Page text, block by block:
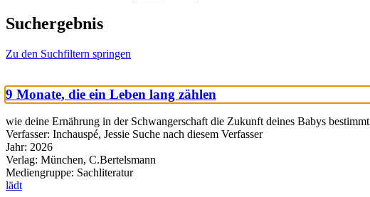
Suchergebnis
Zu den Suchfiltern springen
9 Monate, die ein Leben lang zählen
wie deine Ernährung in der Schwangerschaft die Zukunft deines Babys bestimmt
Verfasser: Inchauspé, Jessie Suche nach diesem Verfasser
Jahr: 2026
Verlag: München, C.Bertelsmann
Mediengruppe: Sachliteratur
lädt